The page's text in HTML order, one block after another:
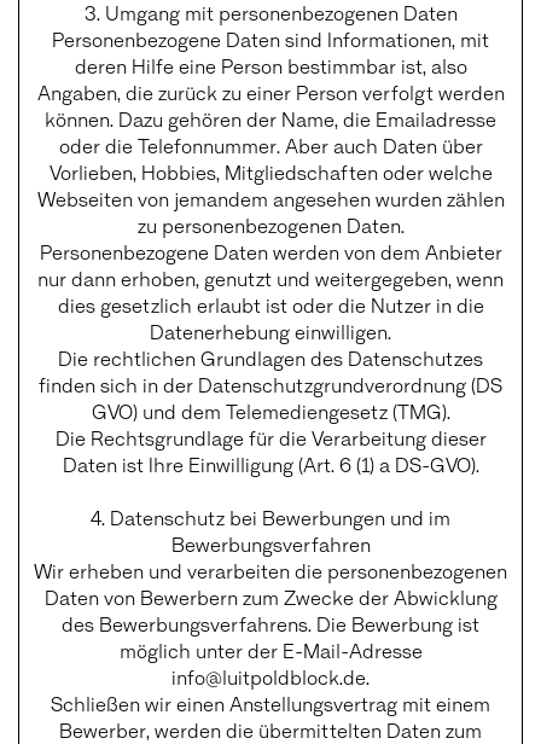
3. Umgang mit personenbezogenen Daten
Personenbezogene Daten sind Informationen, mit
deren Hilfe eine Person bestimmbar ist, also
Angaben, die zurück zu einer Person verfolgt werden
können. Dazu gehören der Name, die Emailadresse
oder die Telefonnummer. Aber auch Daten über
Vorlieben, Hobbies, Mitgliedschaften oder welche
Webseiten von jemandem angesehen wurden zählen
zu personenbezogenen Daten.
Personenbezogene Daten werden von dem Anbieter
nur dann erhoben, genutzt und weitergegeben, wenn
dies gesetzlich erlaubt ist oder die Nutzer in die
Datenerhebung einwilligen.
Die rechtlichen Grundlagen des Datenschutzes
finden sich in der Datenschutzgrundverordnung (DS
GVO) und dem Telemediengesetz (TMG).
Die Rechtsgrundlage für die Verarbeitung dieser
Daten ist Ihre Einwilligung (Art. 6 (1) a DS-GVO).
4. Datenschutz bei Bewerbungen und im
Bewerbungsverfahren
Wir erheben und verarbeiten die personenbezogenen
Daten von Bewerbern zum Zwecke der Abwicklung
des Bewerbungsverfahrens. Die Bewerbung ist
möglich unter der E-Mail-Adresse
info@luitpoldblock.de.
Schließen wir einen Anstellungsvertrag mit einem
Bewerber, werden die übermittelten Daten zum